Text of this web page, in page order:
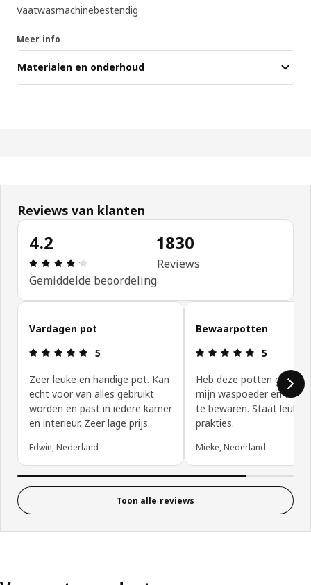
Vaatwasmachinebestendig
Meer info
Materialen en onderhoud
Reviews van klanten
4.2
Beoordeling: 4.2 van 5 sterren. Totaal
Gemiddelde beoordeling
1830
Reviews
Reviews van klanten overslaan
Vardagen pot
Beoordeling: 5 van 5 sterren.
5
Zeer leuke en handige pot. Kan
echt voor van alles gebruikt
worden en past in iedere kamer
en interieur. Zeer lage prijs.
Edwin, Nederland
Bewaarpotten
5
Heb deze potten
mijn waspoeder en
te bewaren. Staat leuk
prakties.
Mieke, Nederland
Toon alle reviews